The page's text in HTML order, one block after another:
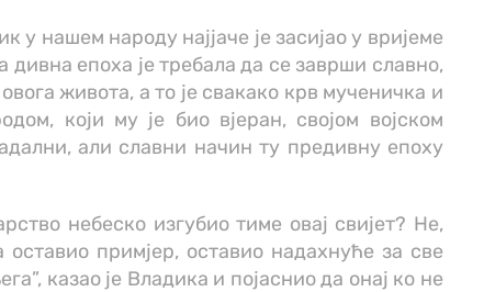
у нашем народу најјаче је засијао у вријеме
епоха је требала да се заврши славно,
живота, а то је свакако крв мученичка и
који му је био вјеран, својом војском
али славни начин ту предивну епоху
небеско изгубио тиме овај свијет? Не,
примјер, оставио надахнуће за све
казао је Владика и појаснио да онај ко не